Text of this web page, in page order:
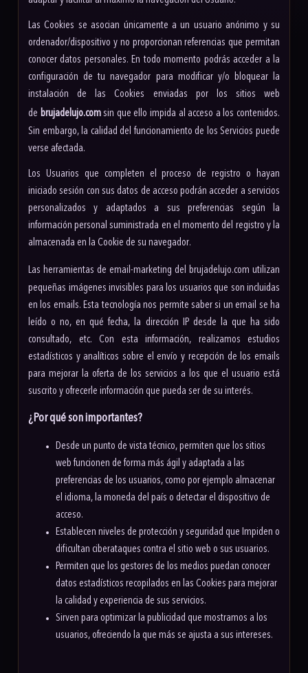
Las Cookies se asocian únicamente a un usuario anónimo y su
ordenador/dispositivo y no proporcionan referencias que permitan
conocer datos personales. En todo momento podrás acceder a la
configuración de tu navegador para modificar y/o bloquear la
instalación de las Cookies enviadas por los sitios web
de brujadelujo.comsin que ello impida al acceso a los contenidos.
Sin embargo, la calidad del funcionamiento de los Servicios puede
verse afectada.
Los Usuarios que completen el proceso de registro o hayan
iniciado sesión con sus datos de acceso podrán acceder a servicios
personalizados y adaptados a sus preferencias según la
información personal suministrada en el momento del registro y la
almacenada en la Cookie de su navegador.
Las herramientas de email-marketing del brujadelujo.com utilizan
pequeñas imágenes invisibles para los usuarios que son incluidas
en los emails. Esta tecnología nos permite saber si un email se ha
leído o no, en qué fecha, la dirección IP desde la que ha sido
consultado, etc. Con esta información, realizamos estudios
estadísticos y analíticos sobre el envío y recepción de los emails
para mejorar la oferta de los servicios a los que el usuario está
suscrito y ofrecerle información que pueda ser de su interés.
¿Por qué son importantes?
Desde un punto de vista técnico, permiten que los sitios
web funcionen de forma más ágil y adaptada a las
preferencias de los usuarios, como por ejemplo almacenar
el idioma, la moneda del país o detectar el dispositivo de
acceso.
Establecen niveles de protección y seguridad que Impiden o
dificultan ciberataques contra el sitio web o sus usuarios.
Permiten que los gestores de los medios puedan conocer
datos estadísticos recopilados en las Cookies para mejorar
la calidad y experiencia de sus servicios.
Sirven para optimizar la publicidad que mostramos a los
usuarios, ofreciendo la que más se ajusta a sus intereses.